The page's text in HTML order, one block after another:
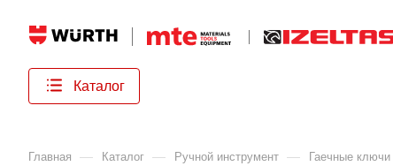
Каталог
Главная
— Каталог — Ручной инструмент — Гаечные ключи